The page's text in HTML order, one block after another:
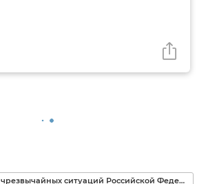
МЧС РФ (Министерство чрезвычайных ситуаций Российской Федерации)